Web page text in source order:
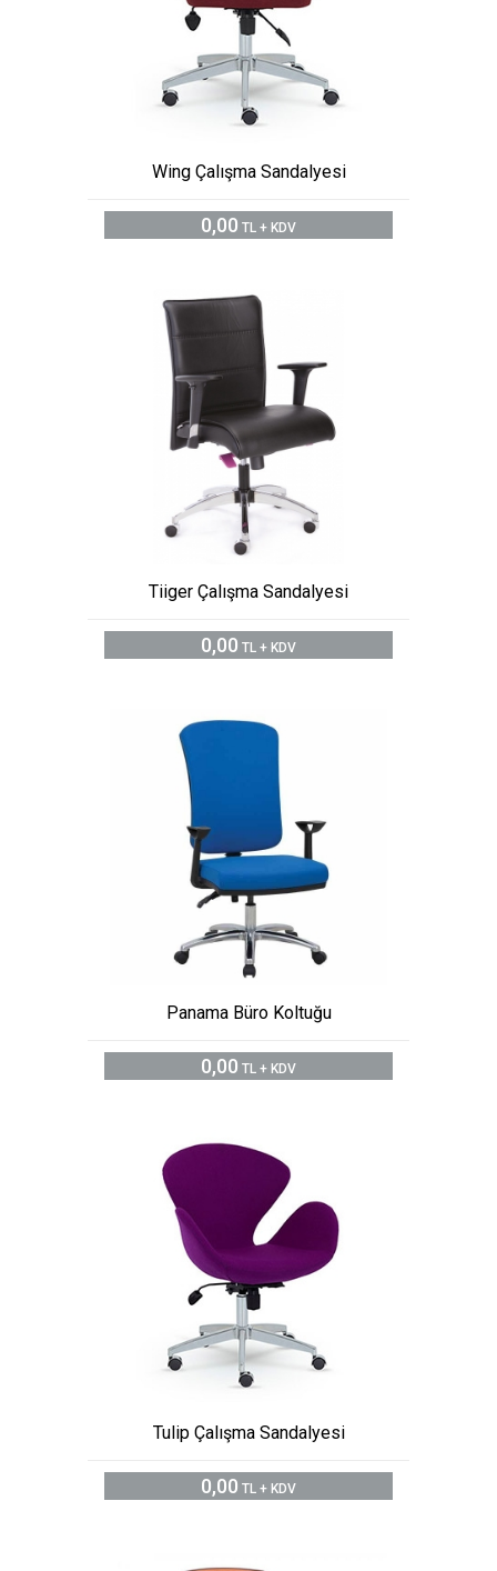
Wing Çalışma Sandalyesi
0,00 TL + KDV
Tiiger Çalışma Sandalyesi
0,00 TL + KDV
Panama Büro Koltuğu
0,00 TL + KDV
Tulip Çalışma Sandalyesi
0,00 TL + KDV